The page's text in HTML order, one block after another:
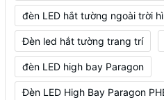
đèn LED hắt tường ngoài trời
Đèn led hắt tường trang trí
đèn LED high bay Paragon
Đèn LED High Bay Paragon